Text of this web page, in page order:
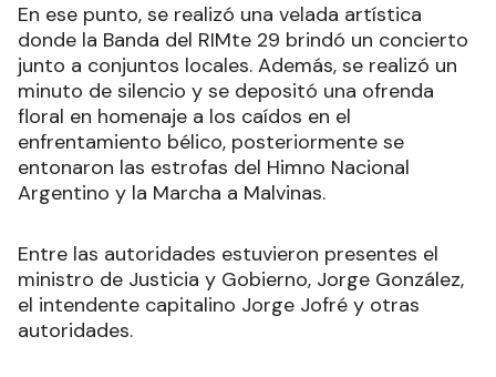
En ese punto, se realizó una velada artística
donde la Banda del RIMte 29 brindó un concierto
junto a conjuntos locales. Además, se realizó un
minuto de silencio y se depositó una ofrenda
floral en homenaje a los caídos en el
enfrentamiento bélico, posteriormente se
entonaron las estrofas del Himno Nacional
Argentino y la Marcha a Malvinas.
Entre las autoridades estuvieron presentes el
ministro de Justicia y Gobierno, Jorge González,
el intendente capitalino Jorge Jofré y otras
autoridades.